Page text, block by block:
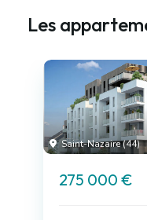
Les
Saint-Nazaire (44)
275 000 €